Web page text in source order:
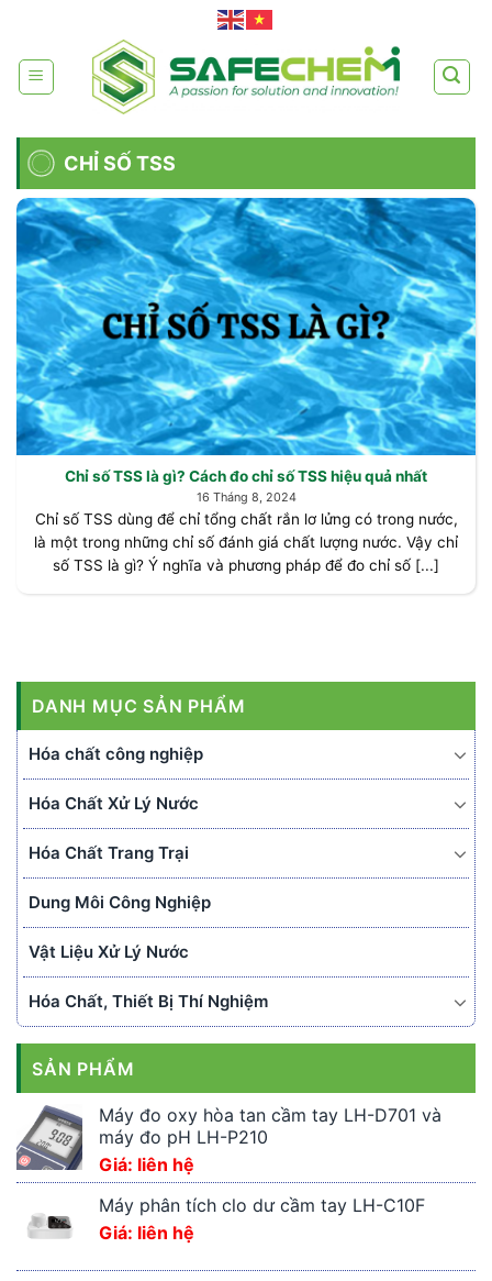
content
DANH MỤC SẢN PHẨM
Hóa chất công nghiệp
Hóa Chất Xử Lý Nước
Hóa Chất Trang Trại
Dung Môi Công Nghiệp
Vật Liệu Xử Lý Nước
Hóa Chất, Thiết Bị Thí Nghiệm
SẢN PHẨM
Máy đo oxy hòa tan cầm tay LH-D701 và
máy đo pH LH-P210
Giá: liên hệ
Máy phân tích clo dư cầm tay LH-C10F
Giá: liên hệ
CHỈ SỐ TSS
Chỉ số TSS là gì? Cách đo chỉ số TSS hiệu quả nhất
16 Tháng 8, 2024
Chỉ số TSS dùng để chỉ tổng chất rắn lơ lửng có trong nước,
là một trong những chỉ số đánh giá chất lượng nước. Vậy chỉ
số TSS là gì? Ý nghĩa và phương pháp để đo chỉ số [...]